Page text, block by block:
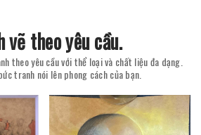
vẽ theo yêu cầu.
theo yêu cầu với thể loại và chất liệu đa dạng.
tranh nói lên phong cách của bạn.